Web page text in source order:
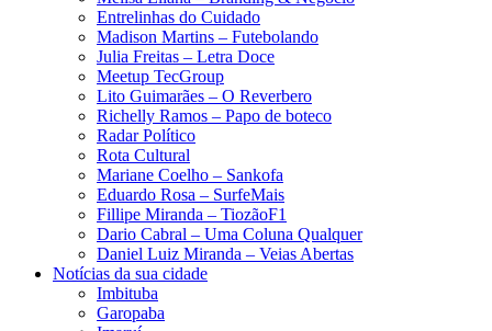
Entrelinhas do Cuidado
Madison Martins – Futebolando
Julia Freitas​ – Letra Doce
Meetup TecGroup
Lito Guimarães – O Reverbero
Richelly Ramos​ – Papo de boteco
Radar Político
Rota Cultural
Mariane Coelho – Sankofa
Eduardo Rosa​ – SurfeMais
Fillipe Miranda – TiozãoF1
Dario Cabral – Uma Coluna Qualquer
Daniel Luiz Miranda – Veias Abertas
Notícias da sua cidade
Imbituba
Garopaba